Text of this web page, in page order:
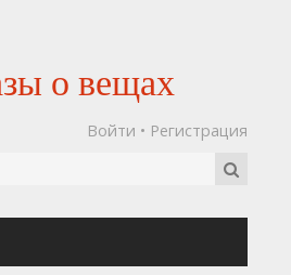
о вещах
Войти • Регистрация